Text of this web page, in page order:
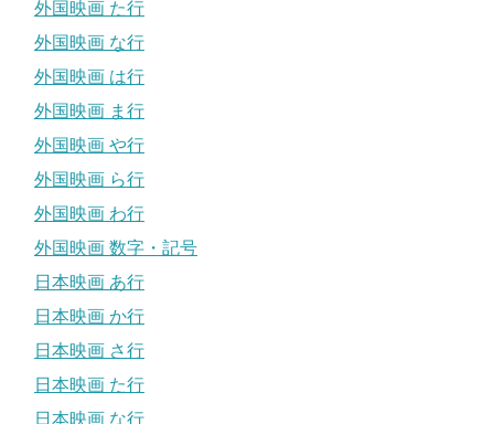
外国映画 た行
外国映画 な行
外国映画 は行
外国映画 ま行
外国映画 や行
外国映画 ら行
外国映画 わ行
外国映画 数字・記号
日本映画 あ行
日本映画 か行
日本映画 さ行
日本映画 た行
日本映画 な行